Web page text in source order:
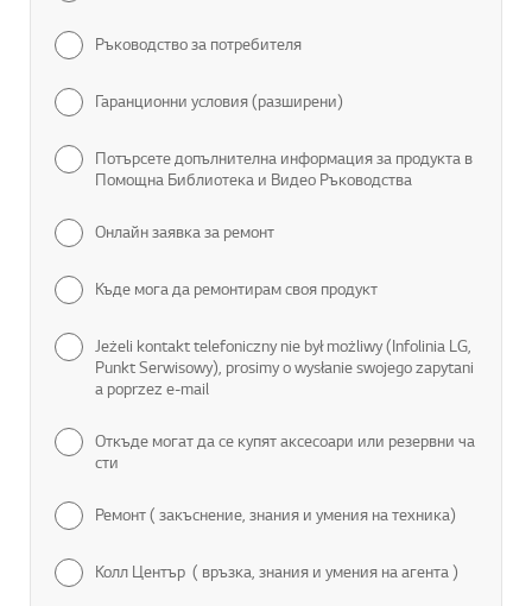
Ръководство за потребителя
Гаранционни условия (разширени)
Потърсете допълнителна информация за продукта в
Помощна Библиотека и Видео Ръководства
Онлайн заявка за ремонт
Къде мога да ремонтирам своя продукт
Jeżeli kontakt telefoniczny nie był możliwy (Infolinia LG,
Punkt Serwisowy), prosimy o wysłanie swojego zapytani
a poprzez e-mail
Откъде могат да се купят аксесоари или резервни ча
сти
Ремонт ( закъснение, знания и умения на техника)
Колл Център ( връзка, знания и умения на агента )